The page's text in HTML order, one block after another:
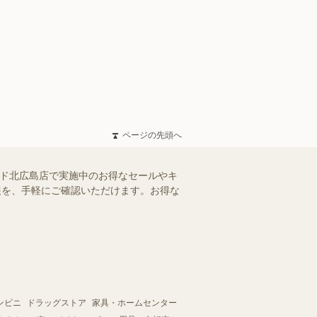
ページの先頭へ
北広島店で実施中のお得なセールやキ
、手軽にご確認いただけます。お得な
ビニ ドラッグストア
家具・ホームセンター